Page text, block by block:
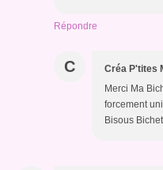
Répondre
C Créa P'tites
Merci Ma
forcement
Bisous